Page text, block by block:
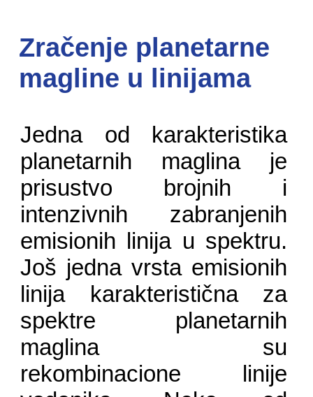
Zračenje planetarne
magline u linijama
Jedna od karakteristika
planetarnih maglina je
prisustvo brojnih i
intenzivnih zabranjenih
emisionih linija u spektru.
Još jedna vrsta emisionih
linija karakteristična za
spektre planetarnih
maglina su
rekombinacione linije